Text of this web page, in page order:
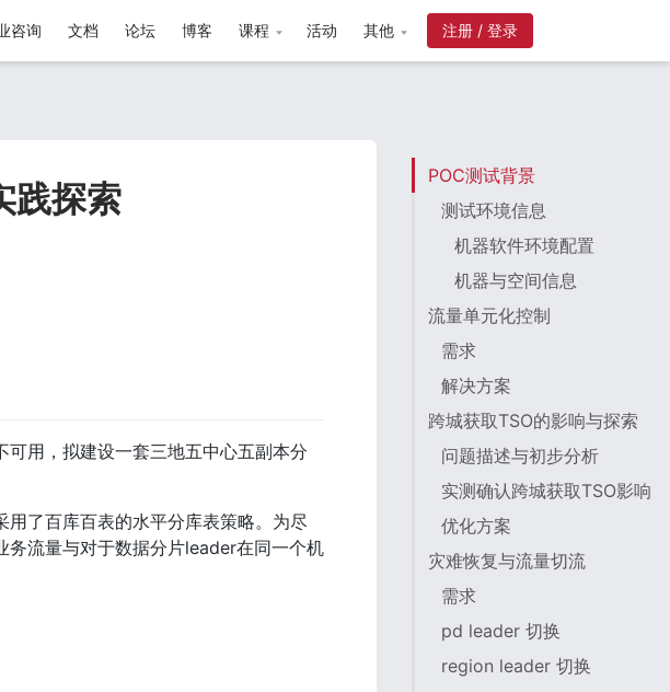
咨询 文档 论坛 博客 课程 活动 其他 注册 / 登录
践探索
用，拟建设一套三地五中心五副本分
了百库百表的水平分库表策略。为尽
务流量与对于数据分片leader在同一个机
POC测试背景
测试环境信息
机器软件环境配置
机器与空间信息
流量单元化控制
需求
解决方案
跨城获取TSO的影响与探索
问题描述与初步分析
实测确认跨城获取TSO影响
优化方案
灾难恢复与流量切流
需求
pd leader 切换
region leader 切换